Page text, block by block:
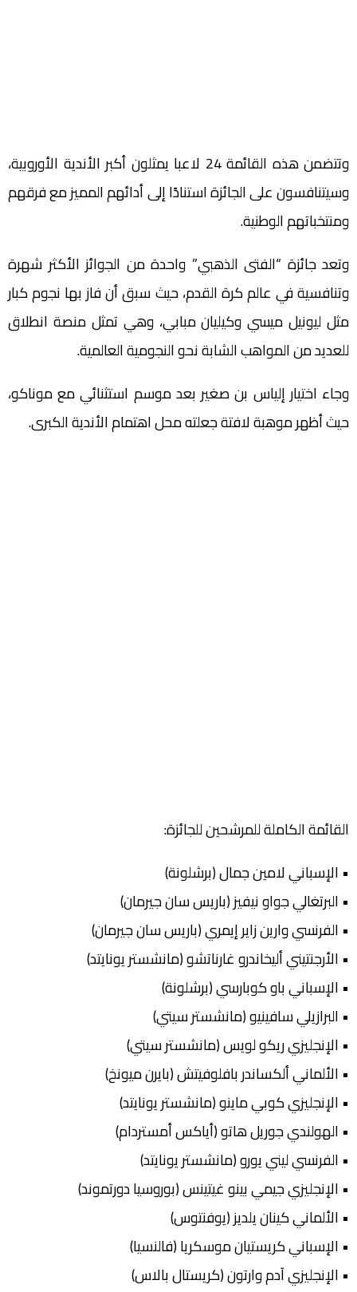
وتتضمن هذه القائمة 24 لاعبا يمثلون أكبر الأندية الأوروبية،
وسيتنافسون على الجائزة استنادًا إلى أدائهم المميز مع فرقهم
ومنتخباتهم الوطنية.
وتعد جائزة “الفتى الذهبي” واحدة من الجوائز الأكثر شهرة
وتنافسية في عالم كرة القدم، حيث سبق أن فاز بها نجوم كبار
مثل ليونيل ميسي وكيليان مبابي، وهي تمثل منصة انطلاق
للعديد من المواهب الشابة نحو النجومية العالمية.
وجاء اختيار إلياس بن صغير بعد موسم استثنائي مع موناكو،
حيث أظهر موهبة لافتة جعلته محل اهتمام الأندية الكبرى.
القائمة الكاملة للمرشحين للجائزة:
• الإسباني لامين جمال (برشلونة)
• البرتغالي جواو نيفيز (باريس سان جيرمان)
• الفرنسي وارين زاير إيمري (باريس سان جيرمان)
• الأرجنتيني أليخاندرو غارناتشو (مانشستر يونايتد)
• الإسباني باو كوبارسي (برشلونة)
• البرازيلي سافينيو (مانشستر سيتي)
• الإنجليزي ريكو لويس (مانشستر سيتي)
• الألماني ألكساندر بافلوفيتش (بايرن ميونخ)
• الإنجليزي كوبي ماينو (مانشستر يونايتد)
• الهولندي جوريل هاتو (أياكس أمستردام)
• الفرنسي ليني يورو (مانشستر يونايتد)
• الإنجليزي جيمي بينو غيتينس (بوروسيا دورتموند)
• الألماني كينان يلديز (يوفنتوس)
• الإسباني كريستيان موسكريا (فالنسيا)
• الإنجليزي آدم وارتون (كريستال بالاس)